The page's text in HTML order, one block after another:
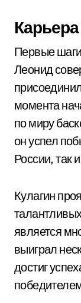
Первые
Леонид
момента
по миру
он успел
России, так
Кулагин
является
выиграл
достиг